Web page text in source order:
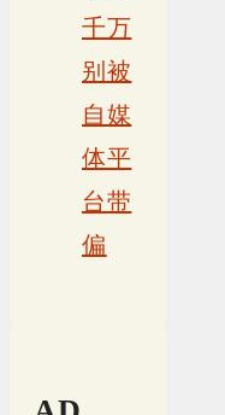
千万
别被
自媒
体平
台带
偏